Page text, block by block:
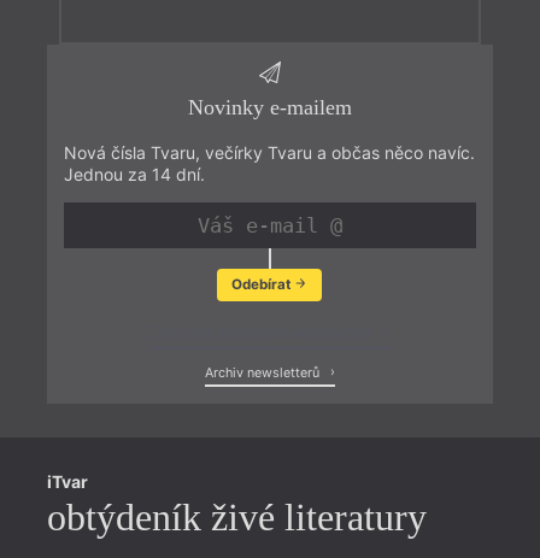
Novinky e-mailem
Nová čísla Tvaru, večírky Tvaru a občas něco navíc.
Jednou za 14 dní.
Odebírat
Archiv newsletterů
iTvar
obtýdeník živé literatury